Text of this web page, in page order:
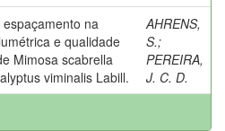
na
e qualidade
Mimosa scabrella
viminalis Labill.
AHRENS,
S.;
PEREIRA,
J. C. D.